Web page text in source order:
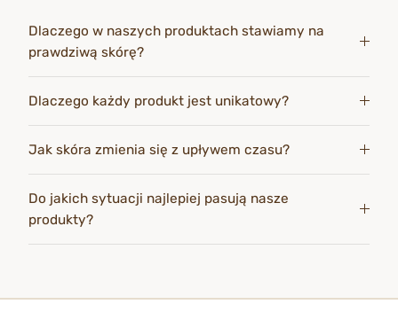
Dlaczego w naszych produktach stawiamy na
prawdziwą skórę?
Dlaczego każdy produkt jest unikatowy?
Jak skóra zmienia się z upływem czasu?
Do jakich sytuacji najlepiej pasują nasze
produkty?